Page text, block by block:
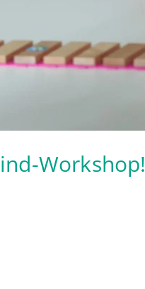
Workshop!